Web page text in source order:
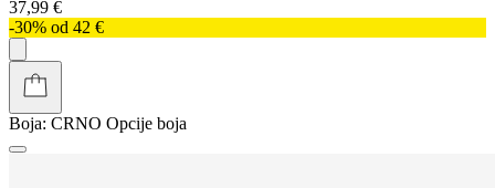
37,99 €
-30% od 42 €
Boja: CRNO Opcije boja